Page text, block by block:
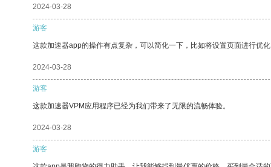
2024-03-28
游客
这款加速器app的操作有点复杂，可以简化一下，比如将设置页面进行优化
2024-03-28
游客
这款加速器VPM应用程序已经为我们带来了无限的流畅体验。
2024-03-28
游客